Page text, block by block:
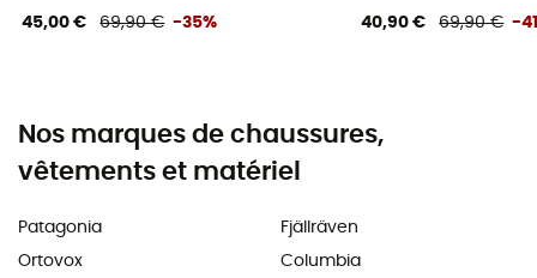
45,00 € 69,90 € -35% 40,90 € 69,90 € -
Nos marques de chaussures,
vêtements et matériel
Patagonia
Ortovox
Fjällräven
Columbia